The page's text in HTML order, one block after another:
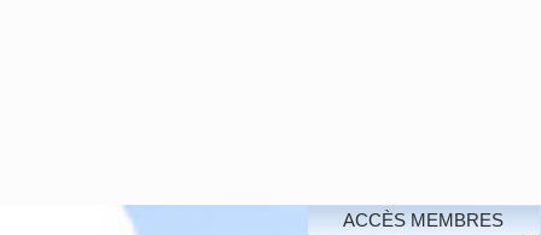
ACCÈS MEMBRES